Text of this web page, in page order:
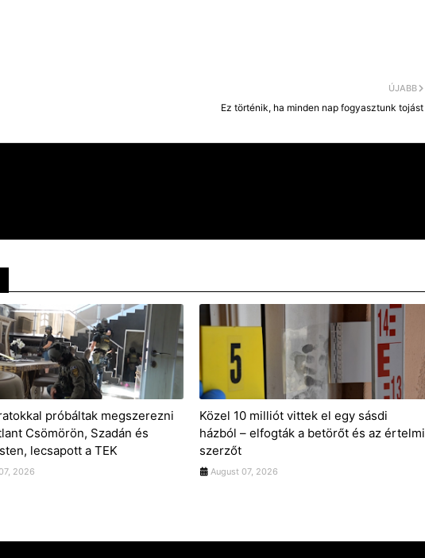
ÚJABB
Ez történik, ha minden nap fogyasztunk tojást
próbáltak megszerezni
Csömörön, Szadán és
lecsapott a TEK
2026
Közel 10 milliót vittek el egy sásdi
házból – elfogták a betörőt és az értelmi
szerzőt
August 07, 2026